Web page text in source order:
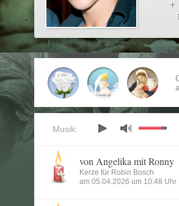
Musik:
von Angelika mit Ronny
Kerze für Robin Bosch
am 05.04.2026 um 10:48 Uhr